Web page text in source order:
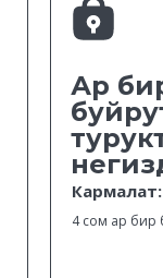
Кармалат:
4 сом ар бир
Ар